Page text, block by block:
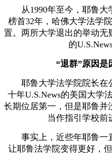
从1990年至今，耶鲁大
榜首32年，哈佛大学法学
置。两所大学退出的举动无
的
“退群”原因是
耶鲁大学法学院院长在
十年U.S.News的美国大学
长期位居第一，但是耶鲁并
当作指引学校前
事实上，近些年耶鲁一
让耶鲁法学院变得更好，